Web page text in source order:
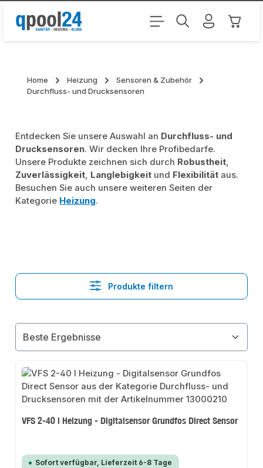
Zum Hauptinhalt springen
Home Heizung
Sensoren & Zubehör
Durchfluss- und Drucksensoren
Entdecken Sie unsere Auswahl an Durchfluss- und
Drucksensoren. Wir decken Ihre Profibedarfe.
Unsere Produkte zeichnen sich durch Robustheit,
Zuverlässigkeit, Langlebigkeit und Flexibilität aus.
Besuchen Sie auch unsere weiteren Seiten der
Kategorie Heizung.
Produkte filtern
VFS 2-40 l Heizung - Digitalsensor Grundfos Direct Sensor
Sofort verfügbar, Lieferzeit 6-8 Tage